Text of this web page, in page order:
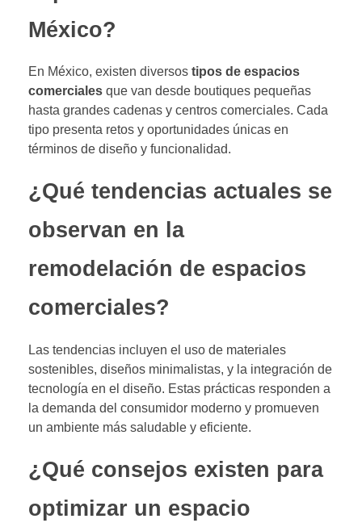
México?
En México, existen diversos tipos de espacios
comerciales que van desde boutiques pequeñas
hasta grandes cadenas y centros comerciales. Cada
tipo presenta retos y oportunidades únicas en
términos de diseño y funcionalidad.
¿Qué tendencias actuales se
observan en la
remodelación de espacios
comerciales?
Las tendencias incluyen el uso de materiales
sostenibles, diseños minimalistas, y la integración de
tecnología en el diseño. Estas prácticas responden a
la demanda del consumidor moderno y promueven
un ambiente más saludable y eficiente.
¿Qué consejos existen para
optimizar un espacio